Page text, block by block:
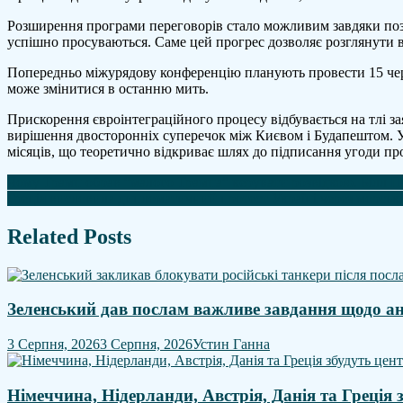
ЄС
вже
у
Розширення програми переговорів стало можливим завдяки
успішно просуваються. Саме цей прогрес дозволяє розглянути
Попередньо міжурядову конференцію планують провести 15
може змінитися в останню мить.
Прискорення євроінтеграційного процесу відбувається на
вирішення двосторонніх суперечок між Києвом і Будапештом.
місяців, що теоретично відкриває шлях до підписання угоди
Навігація
записів
Related Posts
Зеленський дав послам важливе завдання щодо
3 Серпня, 20263 Серпня, 2026Устин Ганна
Німеччина, Нідерланди, Австрія, Данія та